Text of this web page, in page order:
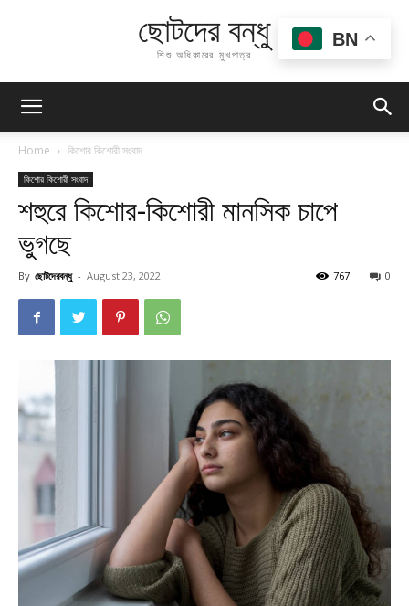
ছোটদের বন্ধু
শিশু অধিকারের মুখপাত্র
Home কিশোর কিশোরী সংবাদ
কিশোর কিশোরী সংবাদ
শহুরে কিশোর-কিশোরী মানসিক চাপে
ভুগছে
By ছোটদেরবন্ধু - August 23, 2022 0
767
BN